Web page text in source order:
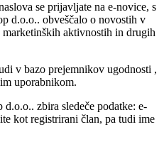
se prijavljate na e-novice, s
d.o.o.. obveščalo o novostih v
aktivnostih in drugih
v bazo prejemnikov ugodnosti ,
uporabnikom.
zbira sledeče podatke: e-
kot registrirani član, pa tudi ime